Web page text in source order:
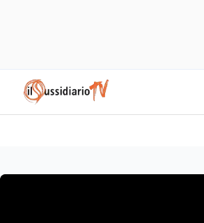
IlSussidiario TV